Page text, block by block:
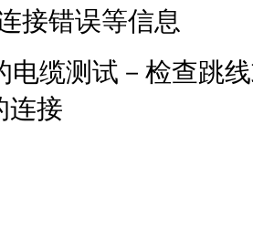
接错误等信息
缆测试－检查跳
连接